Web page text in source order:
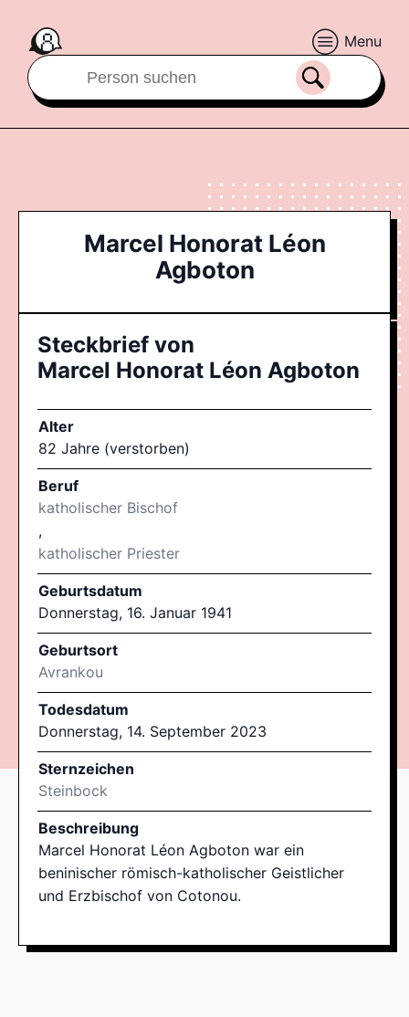
Menu
Marcel Honorat Léon
Agboton
Steckbrief von
Marcel Honorat Léon Agboton
Alter
82 Jahre (verstorben)
Beruf
katholischer Bischof
,
katholischer Priester
Geburtsdatum
Donnerstag, 16. Januar 1941
Geburtsort
Avrankou
Todesdatum
Donnerstag, 14. September 2023
Sternzeichen
Steinbock
Beschreibung
Marcel Honorat Léon Agboton war ein
beninischer römisch-katholischer Geistlicher
und Erzbischof von Cotonou.